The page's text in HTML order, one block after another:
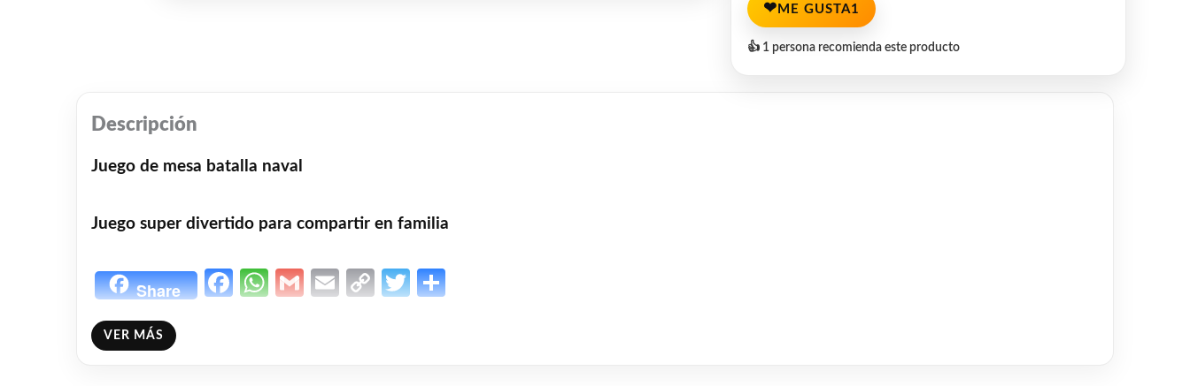
❤ ME GUSTA1
👍 1 persona recomienda este producto
Descripción
Juego de mesa batalla naval
Juego super divertido para compartir en familia
Share Facebook
WhatsApp
GmailEmailCopyTwitter
❤ ME GUSTA
VER MÁS